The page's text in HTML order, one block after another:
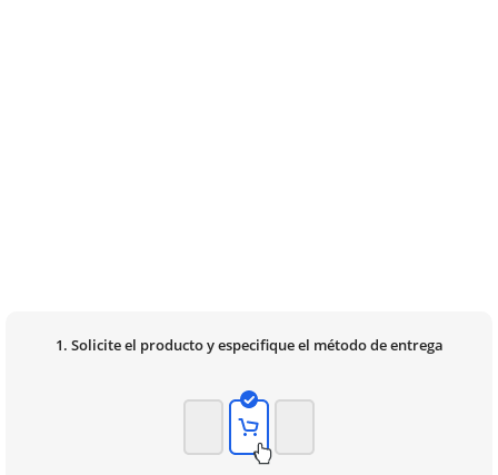
1. Solicite el producto y especifique el método de entrega